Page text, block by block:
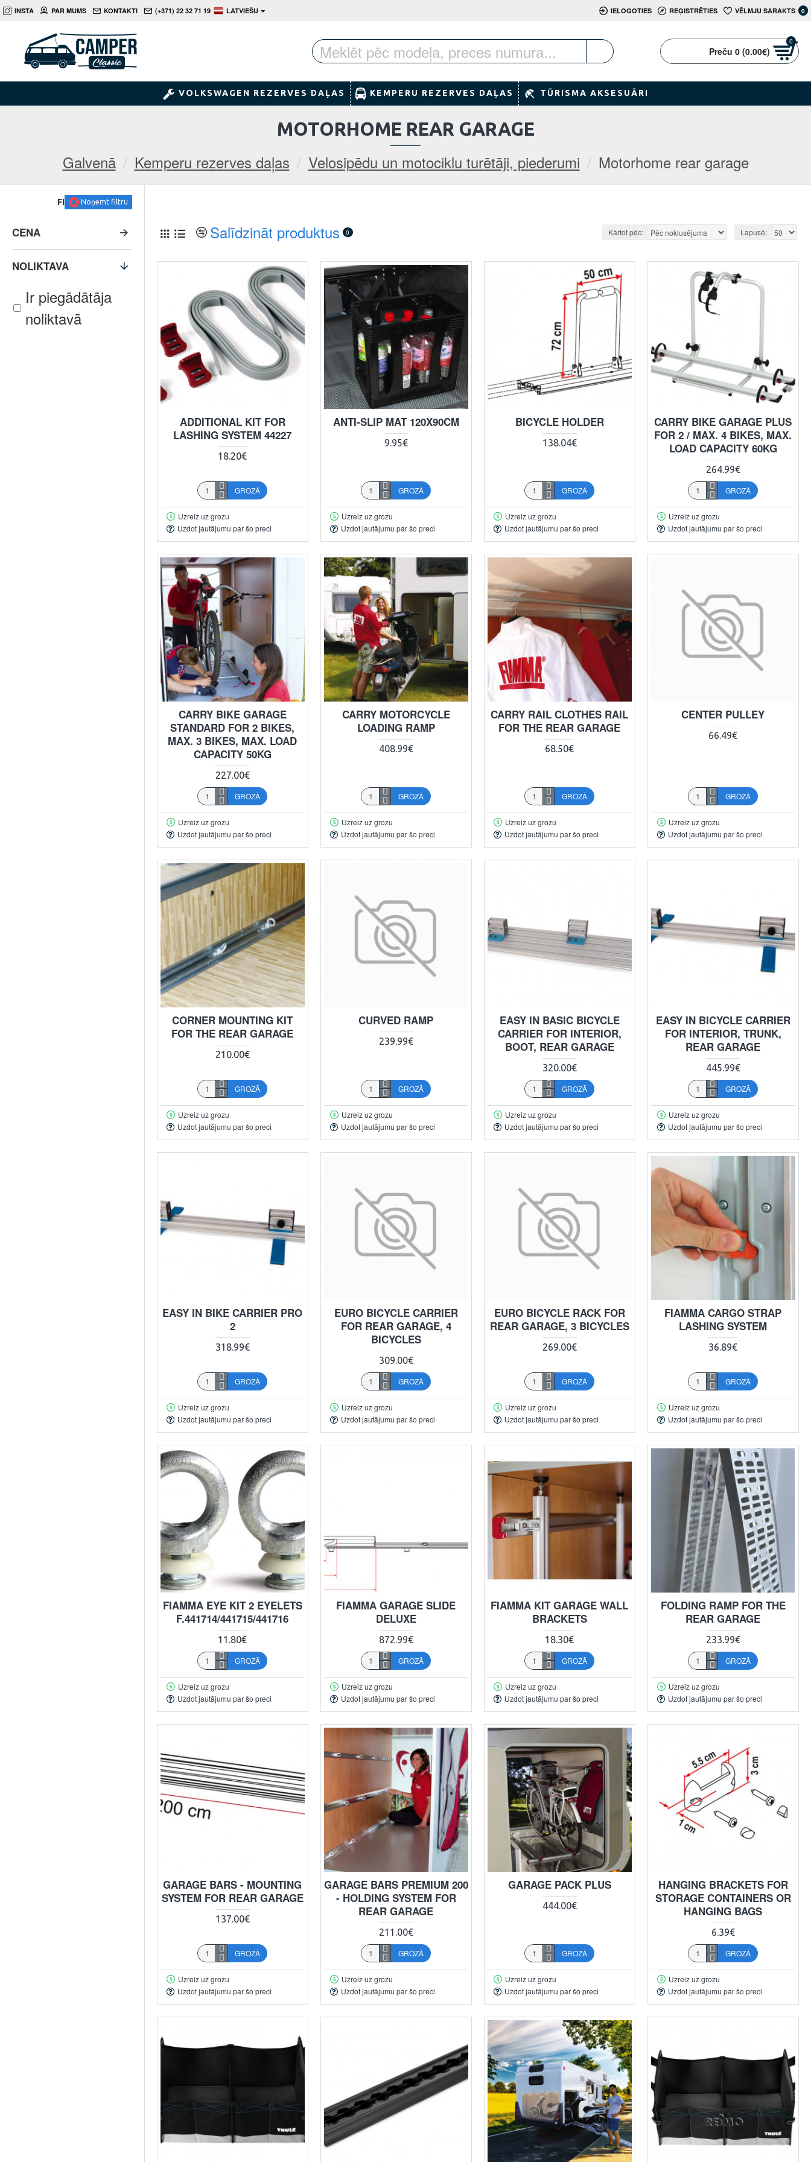
INSTA PAR MUMS KONTAKTI (+371) 22 32 71 19 LATVIEŠU IELOGOTIES REĢISTRĒTIES VĒLMJU SARAKTS 0
Preču 0 (0.00€)
0
VOLKSWAGEN REZERVES DAĻAS KEMPERU REZERVES DAĻAS TŪRISMA AKSESUĀRI
Galvenā Kemperu rezerves daļas Velosipēdu un motociklu turētāji, piederumi Motorhome rear garage
MOTORHOME REAR GARAGE
FILTRSNoņemt filtru
CENA
NOLIKTAVA
Ir piegādātāja
noliktavā
Salīdzināt produktus 0 Kārtot pēc: Lapusē:
ADDITIONAL KIT FOR
LASHING SYSTEM 44227
18.20€
GROZĀ
Uzreiz uz grozu
Uzdot jautājumu par šo preci
ANTI-SLIP MAT 120X90CM
9.95€
GROZĀ
Uzreiz uz grozu
Uzdot jautājumu par šo preci
BICYCLE HOLDER
138.04€
GROZĀ
Uzreiz uz grozu
Uzdot jautājumu par šo preci
CARRY BIKE GARAGE PLUS
FOR 2 / MAX. 4 BIKES, MAX.
LOAD CAPACITY 60KG
264.99€
GROZĀ
Uzreiz uz grozu
Uzdot jautājumu par šo preci
CARRY BIKE GARAGE
STANDARD FOR 2 BIKES,
MAX. 3 BIKES, MAX. LOAD
CAPACITY 50KG
227.00€
GROZĀ
Uzreiz uz grozu
Uzdot jautājumu par šo preci
CARRY MOTORCYCLE
LOADING RAMP
408.99€
GROZĀ
Uzreiz uz grozu
Uzdot jautājumu par šo preci
CARRY RAIL CLOTHES RAIL
FOR THE REAR GARAGE
68.50€
GROZĀ
Uzreiz uz grozu
Uzdot jautājumu par šo preci
CENTER PULLEY
66.49€
GROZĀ
Uzreiz uz grozu
Uzdot jautājumu par šo preci
CORNER MOUNTING KIT
FOR THE REAR GARAGE
210.00€
GROZĀ
Uzreiz uz grozu
Uzdot jautājumu par šo preci
CURVED RAMP
239.99€
GROZĀ
Uzreiz uz grozu
Uzdot jautājumu par šo preci
EASY IN BASIC BICYCLE
CARRIER FOR INTERIOR,
BOOT, REAR GARAGE
320.00€
GROZĀ
Uzreiz uz grozu
Uzdot jautājumu par šo preci
EASY IN BICYCLE CARRIER
FOR INTERIOR, TRUNK,
REAR GARAGE
445.99€
GROZĀ
Uzreiz uz grozu
Uzdot jautājumu par šo preci
EASY IN BIKE CARRIER PRO
2
318.99€
GROZĀ
Uzreiz uz grozu
Uzdot jautājumu par šo preci
EURO BICYCLE CARRIER
FOR REAR GARAGE, 4
BICYCLES
309.00€
GROZĀ
Uzreiz uz grozu
Uzdot jautājumu par šo preci
EURO BICYCLE RACK FOR
REAR GARAGE, 3 BICYCLES
269.00€
GROZĀ
Uzreiz uz grozu
Uzdot jautājumu par šo preci
FIAMMA CARGO STRAP
LASHING SYSTEM
36.89€
GROZĀ
Uzreiz uz grozu
Uzdot jautājumu par šo preci
FIAMMA EYE KIT 2 EYELETS
F.441714/441715/441716
11.80€
GROZĀ
Uzreiz uz grozu
Uzdot jautājumu par šo preci
FIAMMA GARAGE SLIDE
DELUXE
872.99€
GROZĀ
Uzreiz uz grozu
Uzdot jautājumu par šo preci
FIAMMA KIT GARAGE WALL
BRACKETS
18.30€
GROZĀ
Uzreiz uz grozu
Uzdot jautājumu par šo preci
FOLDING RAMP FOR THE
REAR GARAGE
233.99€
GROZĀ
Uzreiz uz grozu
Uzdot jautājumu par šo preci
GARAGE BARS - MOUNTING
SYSTEM FOR REAR GARAGE
137.00€
GROZĀ
Uzreiz uz grozu
Uzdot jautājumu par šo preci
GARAGE BARS PREMIUM 200
- HOLDING SYSTEM FOR
REAR GARAGE
211.00€
GROZĀ
Uzreiz uz grozu
Uzdot jautājumu par šo preci
GARAGE PACK PLUS
444.00€
GROZĀ
Uzreiz uz grozu
Uzdot jautājumu par šo preci
HANGING BRACKETS FOR
STORAGE CONTAINERS OR
HANGING BAGS
6.39€
GROZĀ
Uzreiz uz grozu
Uzdot jautājumu par šo preci